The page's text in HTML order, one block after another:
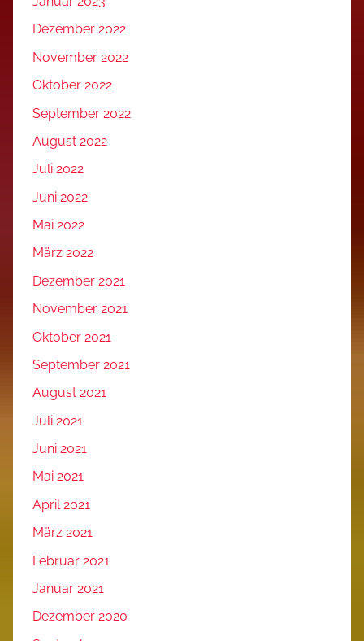
Dezember 2022
November 2022
Oktober 2022
September 2022
August 2022
Juli 2022
Juni 2022
Mai 2022
März 2022
Dezember 2021
November 2021
Oktober 2021
September 2021
August 2021
Juli 2021
Juni 2021
Mai 2021
April 2021
März 2021
Februar 2021
Januar 2021
Dezember 2020